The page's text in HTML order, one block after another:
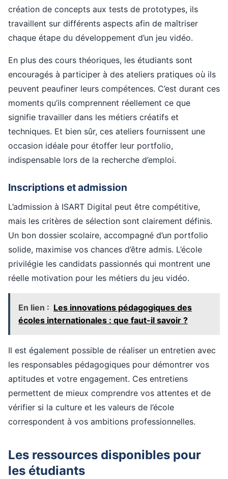
création de concepts aux tests de prototypes, ils
travaillent sur différents aspects afin de maîtriser
chaque étape du développement d’un jeu vidéo.
En plus des cours théoriques, les étudiants sont
encouragés à participer à des ateliers pratiques où ils
peuvent peaufiner leurs compétences. C’est durant ces
moments qu’ils comprennent réellement ce que
signifie travailler dans les métiers créatifs et
techniques. Et bien sûr, ces ateliers fournissent une
occasion idéale pour étoffer leur portfolio,
indispensable lors de la recherche d’emploi.
Inscriptions et admission
L’admission à ISART Digital peut être compétitive,
mais les critères de sélection sont clairement définis.
Un bon dossier scolaire, accompagné d’un portfolio
solide, maximise vos chances d’être admis. L’école
privilégie les candidats passionnés qui montrent une
réelle motivation pour les métiers du jeu vidéo.
En lien : Les innovations pédagogiques des
écoles internationales : que faut-il savoir ?
Il est également possible de réaliser un entretien avec
les responsables pédagogiques pour démontrer vos
aptitudes et votre engagement. Ces entretiens
permettent de mieux comprendre vos attentes et de
vérifier si la culture et les valeurs de l’école
correspondent à vos ambitions professionnelles.
Les ressources disponibles pour
les étudiants